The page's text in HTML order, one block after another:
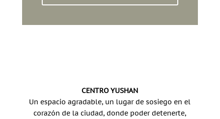
CENTRO YUSHAN
Un espacio agradable, un lugar de sosiego en el
corazón de la ciudad, donde poder detenerte,